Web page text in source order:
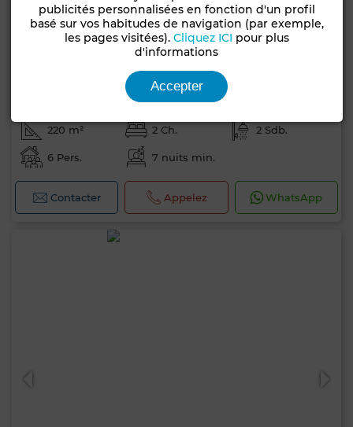
par sem.
Appartement à Hammamet Nord, Hammamet
220 m² 2 Ch. 2 Sdb.
6 Pers. 7 nuits min.
Contacter Appelez WhatsApp
publicités personnalisées en fonction d'un profil
basé sur vos habitudes de navigation (par exemple,
les pages visitées). Cliquez ICI pour plus
d'informations
Accepter